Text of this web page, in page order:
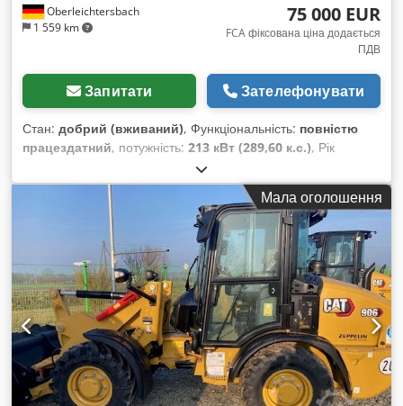
Oberleichtersbach
1 559 km
75 000 EUR
FCA фіксована ціна додається
ПДВ
Запитати Зателефонувати
Стан: добрий (вживаний), Функціональність: повністю
працездатний, потужність: 213 кВт (289,60 к.с.), Рік
, мотогодини:
транспортного засобу:MYG00396, S/N: MYG00396
Включаючи скельне відро Chjdpfx Aneuh Scve Isa Вага:
приблизно 39,5 т
Мала оголошення